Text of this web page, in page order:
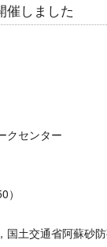
催しました
センター
土交通省阿蘇砂